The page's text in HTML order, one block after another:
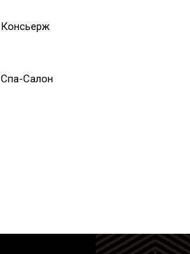
Консьерж
Спа-Салон